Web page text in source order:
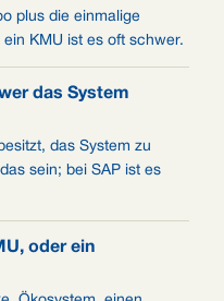
plus die einmalige
KMU ist es oft schwer.
das System
das System zu
sein; bei SAP ist es
oder ein